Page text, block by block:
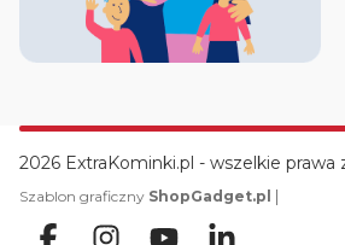
2026 ExtraKominki.pl - wszelkie prawa
Szablon graficzny ShopGadget.pl |